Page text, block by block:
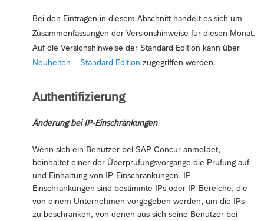
Bei den Einträgen in diesem Abschnitt handelt es sich um
Zusammenfassungen der Versionshinweise für diesen Monat.
Auf die Versionshinweise der Standard Edition kann über
Neuheiten – Standard Edition zugegriffen werden.
Authentifizierung
Änderung bei IP-Einschränkungen
Wenn sich ein Benutzer bei SAP Concur anmeldet,
beinhaltet einer der Überprüfungsvorgänge die Prüfung auf
und Einhaltung von IP-Einschränkungen. IP-
Einschränkungen sind bestimmte IPs oder IP-Bereiche, die
von einem Unternehmen vorgegeben werden, um die IPs
zu beschränken, von denen aus sich seine Benutzer bei